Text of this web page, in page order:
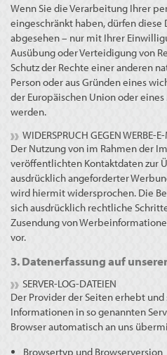
Wenn Sie die Verarbeitung Ihrer
eingeschränkt haben, dürfen
abgesehen – nur mit Ihrer
Ausübung oder Verteidigung von
Schutz der Rechte einer anderen
Person oder aus Gründen eines
der Europäischen Union oder
werden.
WIDERSPRUCH GEGEN WERBE-
Der Nutzung von im Rahmen der
veröffentlichten Kontaktdaten zur
ausdrücklich angeforderter
wird hiermit widersprochen. Die
sich ausdrücklich rechtliche
Zusendung von
vor.
3. Datenerfassung auf
SERVER-LOG-DATEIEN
Der Provider der Seiten erhebt
Informationen in so genannten
Browser automatisch an uns
Browsertyp und Browserversion